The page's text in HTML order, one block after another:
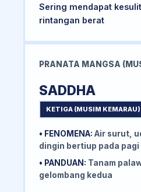
Sering mendapat
rintangan berat
PRANATA MANGSA
SADDHA
KETIGA (MUSIM KEMARAU)
• FENOMENA: Air surut,
dingin bertiup pada pagi
• PANDUAN: Tanam
gelombang kedua